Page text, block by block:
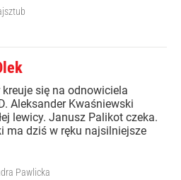
się na odnowiciela
Aleksander Kwaśniewski
lewicy. Janusz Palikot czeka.
ma dziś w ręku najsilniejsze
Pawlicka